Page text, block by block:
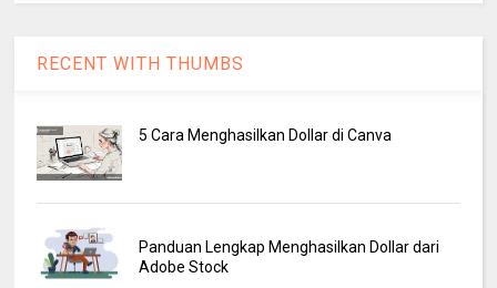
RECENT WITH THUMBS
5 Cara Menghasilkan Dollar di Canva
Panduan Lengkap Menghasilkan Dollar dari
Adobe Stock